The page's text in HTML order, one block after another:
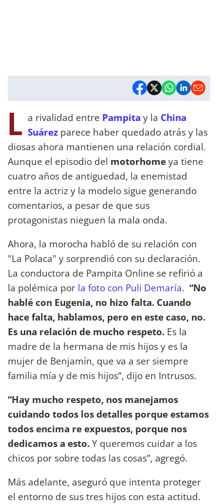
L a rivalidad entre Pampita y la China
Suárez parece haber quedado atrás y las
diosas ahora mantienen una relación cordial.
Aunque el episodio del motorhomeya tiene
cuatro años de antiguedad, la enemistad
entre la actriz y la modelo sigue generando
comentarios, a pesar de que sus
protagonistas nieguen la mala onda.
Ahora, la morocha habló de su relación con
"La Polaca" y sorprendió con su declaración.
La conductora de Pampita Online se refirió a
la polémica por la foto con Puli Demaría. “No
hablé con Eugenia, no hizo falta. Cuando
hace falta, hablamos, pero en este caso, no.
Es una relación de mucho respeto. Es la
madre de la hermana de mis hijos y es la
mujer de Benjamín, que va a ser siempre
familia mía y de mis hijos”, dijo en Intrusos.
“Hay mucho respeto, nos manejamos
cuidando todos los detalles porque estamos
todos encima re expuestos, porque nos
dedicamos a esto.Y queremos cuidar a los
chicos por sobre todas las cosas”, agregó.
Más adelante, aseguró que intenta proteger
el entorno de sus tres hijos con esta actitud.